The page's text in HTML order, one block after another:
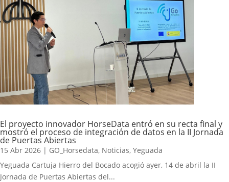
El proyecto innovador HorseData entró en su recta final y
mostró el proceso de integración de datos en la II Jornada
de Puertas Abiertas
15 Abr 2026 | GO_Horsedata, Noticias, Yeguada
Yeguada Cartuja Hierro del Bocado acogió ayer, 14 de abril la II
Jornada de Puertas Abiertas del...